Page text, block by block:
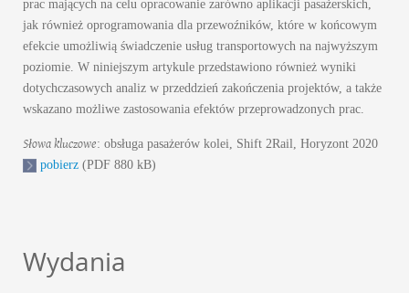
prac mających na celu opracowanie zarówno aplikacji pasażerskich,
jak również oprogramowania dla przewoźników, które w końcowym
efekcie umożliwią świadczenie usług transportowych na najwyższym
poziomie. W niniejszym artykule przedstawiono również wyniki
dotychczasowych analiz w przeddzień zakończenia projektów, a także
wskazano możliwe zastosowania efektów przeprowadzonych prac.
Słowa kluczowe: obsługa pasażerów kolei, Shift 2Rail, Horyzont 2020
pobierz (PDF 880 kB)
Wydania